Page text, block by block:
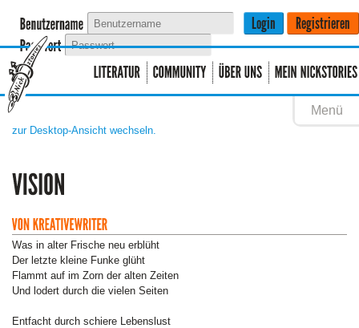
Menü
zur Desktop-Ansicht wechseln.
Was in alter Frische neu erblüht
Der letzte kleine Funke glüht
Flammt auf im Zorn der alten Zeiten
Und lodert durch die vielen Seiten
Entfacht durch schiere Lebenslust